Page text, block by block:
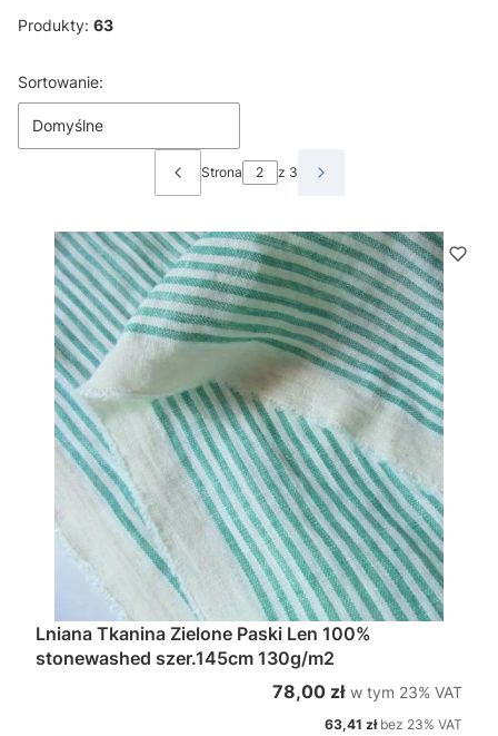
Produkty: 63
Lista produktów
Sortowanie:
Domyślne
Poprzednie produkty
Strona z 3 Następne produkty
Lniana Tkanina Zielone Paski Len 100%
stonewashed szer.145cm 130g/m2
Cena brutto
78,00 zł w tym %s VAT
w tym 23% VAT
Cena netto
63,41 zł bez 23% VAT